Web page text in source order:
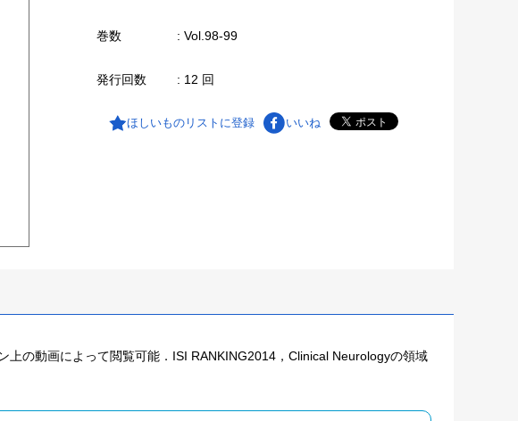
巻数 : Vol.98-99
発行回数 : 12 回
ほしいものリストに登録 いいね
の動画によって閲覧可能．ISI RANKING2014，Clinical Neurologyの領域